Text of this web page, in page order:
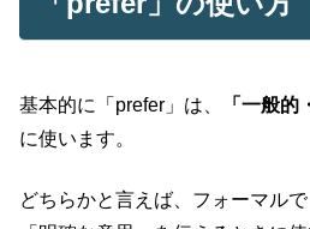
基本的に「prefer」は、
「一般的
に使います。
どちらかと言えば、フォーマル